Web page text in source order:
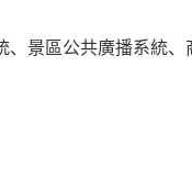
景區公共廣播系統